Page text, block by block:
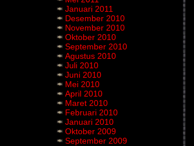
Januari 2011
Desember 2010
November 2010
Oktober 2010
September 2010
Agustus 2010
Juli 2010
Juni 2010
Mei 2010
April 2010
Maret 2010
Februari 2010
Januari 2010
Oktober 2009
September 2009